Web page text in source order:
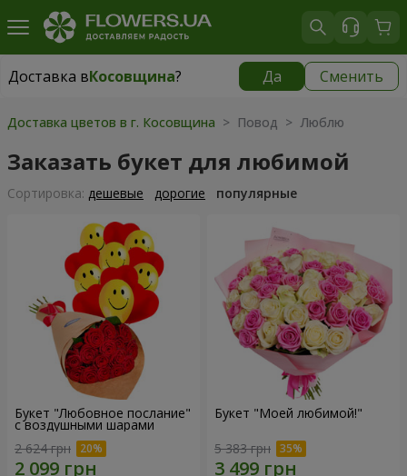
Доставка вКосовщина? Да Сменить
Доставка вКосовщина|
Доставка цветов в г. Косовщина > Повод > Люблю
Заказать букет для любимой
Cортировка: дешевые дорогие популярные
Букет "Любовное послание"
с воздушными шарами
2 624 грн
Букет "Моей любимой!"
5 383 грн